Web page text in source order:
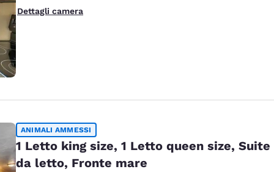
Dettagli camera
ANIMALI AMMESSI
1 Letto king size, 1 Letto queen size, Suite
da letto, Fronte mare